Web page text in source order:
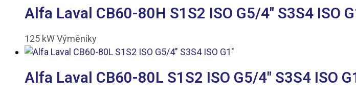
Alfa Laval CB60-80H S1S2 ISO G5/4″ S3S4 ISO
125 kWVýměníky
Alfa Laval CB60-80L S1S2 ISO G5/4″ S3S4 ISO